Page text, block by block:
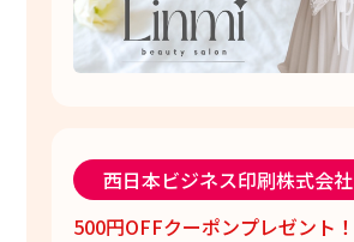
西日本ビジネス印刷株式会社
500円OFFクーポンプレゼント！